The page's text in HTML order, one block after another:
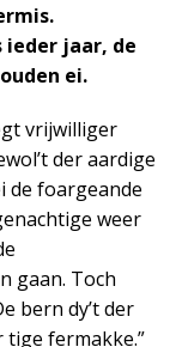
ieder jaar, de
ei.
vrijwilliger
der aardige
de foargeande
weer
gaan. Toch
bern dy’t der
tige fermakke.”